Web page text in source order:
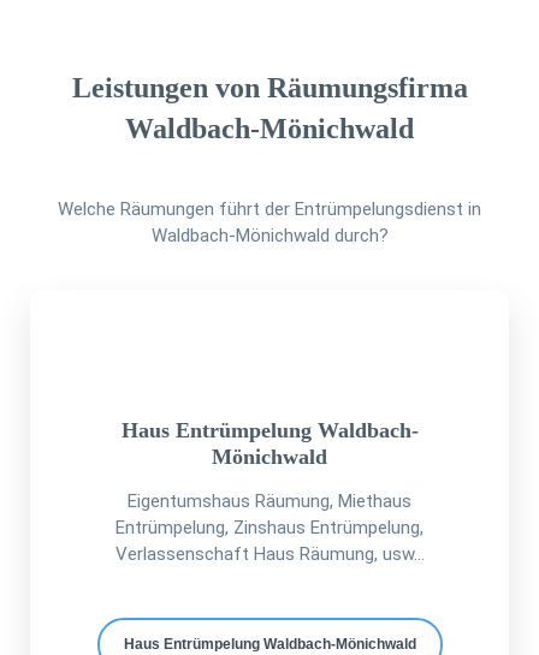
Leistungen von Räumungsfirma
Waldbach-Mönichwald
Welche Räumungen führt der Entrümpelungsdienst in
Waldbach-Mönichwald durch?
Haus Entrümpelung Waldbach-
Mönichwald
Eigentumshaus Räumung, Miethaus
Entrümpelung, Zinshaus Entrümpelung,
Verlassenschaft Haus Räumung, usw...
Haus Entrümpelung Waldbach-Mönichwald